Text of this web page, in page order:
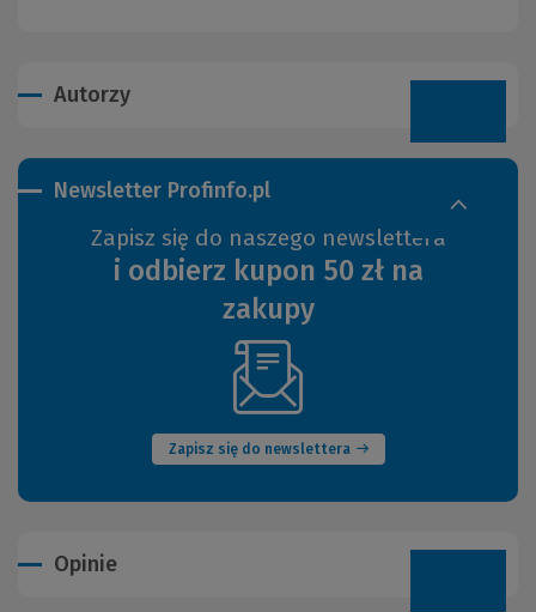
Autorzy
Newsletter Profinfo.pl
Zapisz się do naszego newslettera
i odbierz kupon 50 zł na
zakupy
Zapisz się do newslettera
(Nowe
okno)
Opinie